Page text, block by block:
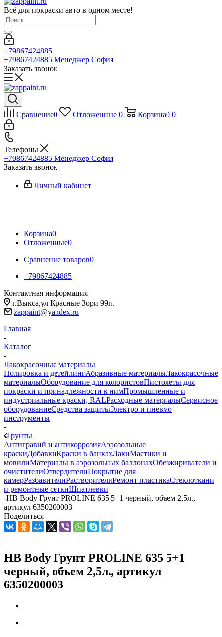
Всё для покраски авто в одном месте!
+79867424885
+79867424885 Менеджер София
Заказать звонок
Сравнение0 Отложенные 0 Корзина0 0
Телефоны
+79867424885 Менеджер София
Заказать звонок
Личный кабинет
Корзина0
Отложенные0
Сравнение товаров0
+79867424885
Контактная информация
г.Выкса,ул Красные Зори 99п.
zappaint@yandex.ru
Главная
-
Каталог
-
Лакокрасочные материалы
Полировка и детейлингАбразивные материалыЛакокрасочные
материалыОборудование для колористовПистолеты для
покраски и принадлежности к нимПромышленные и
индустриальные краски, RALРасходные материалыСервисное
оборудованиеСредства защитыЭлектро и пневмо
инструменты
-
Грунты
Антигравий и антикоррозияАэрозольные
краскиДобавкиКраски в банкахЛакиМастики и
мовилиМатериалы в аэрозольных баллонахОбезжириватели и
очистителиОтвердителиПокрытие для
камерРазбавителиРастворителиРемонт пластикаСтеклоткани
и ремонтные сеткиШпатлевки
-HB Body Грунт PROLINE 635 5+1 черный, объем 2,5л.,
артикул 6350200003
Поделиться
HB Body Грунт PROLINE 635 5+1
черный, объем 2,5л., артикул
6350200003